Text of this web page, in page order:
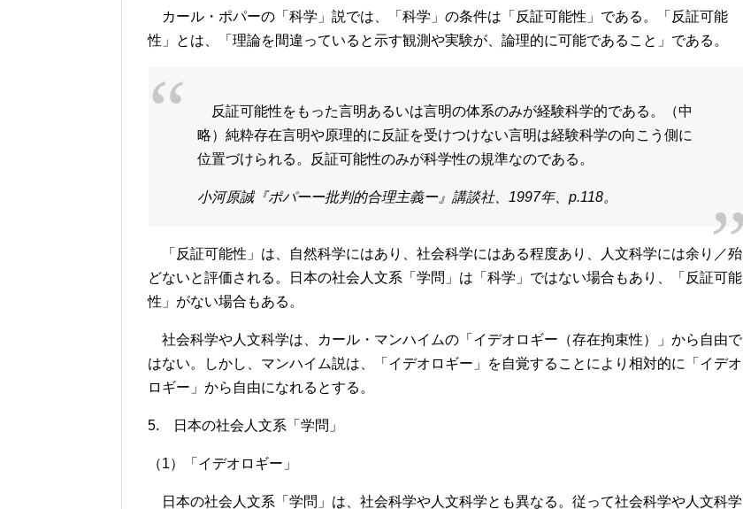
カール・ポパーの「科学」説では、「科学」の条件は「反証可能性」である。「反証可能
性」とは、「理論を間違っていると示す観測や実験が、論理的に可能であること」である。
反証可能性をもった言明あるいは言明の体系のみが経験科学的である。（中
略）純粋存在言明や原理的に反証を受けつけない言明は経験科学の向こう側に
位置づけられる。反証可能性のみが科学性の規準なのである。
小河原誠『ポパーー批判的合理主義ー』講談社、1997年、p.118。
「反証可能性」は、自然科学にはあり、社会科学にはある程度あり、人文科学には余り／殆
どないと評価される。日本の社会人文系「学問」は「科学」ではない場合もあり、「反証可能
性」がない場合もある。
社会科学や人文科学は、カール・マンハイムの「イデオロギー（存在拘束性）」から自由で
はない。しかし、マンハイム説は、「イデオロギー」を自覚することにより相対的に「イデオ
ロギー」から自由になれるとする。
5. 日本の社会人文系「学問」
（1）「イデオロギー」
日本の社会人文系「学問」は、社会科学や人文科学とも異なる。従って社会科学や人文科学